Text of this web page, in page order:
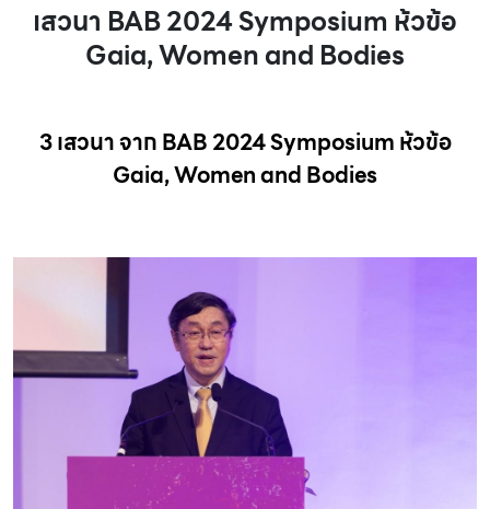
เสวนา BAB 2024 Symposium ห้วข้อ
Gaia, Women and Bodies
3 เสวนา จาก BAB 2024 Symposium ห้วข้อ
Gaia, Women and Bodies